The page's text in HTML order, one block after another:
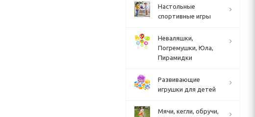
Настольные
спортивные игры
Неваляшки,
Погремушки, Юла,
Пирамидки
Развивающие
игрушки для детей
Мячи, кегли, обручи,